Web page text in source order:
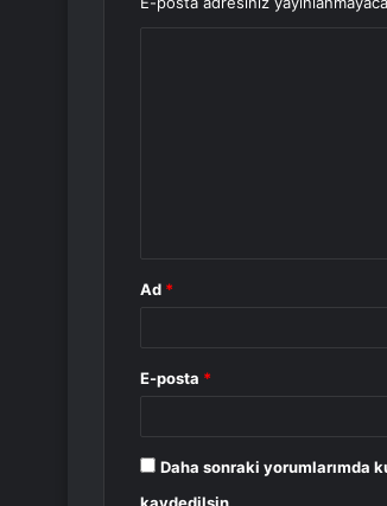
Ad *
E-posta *
Daha sonraki yorumlarımda